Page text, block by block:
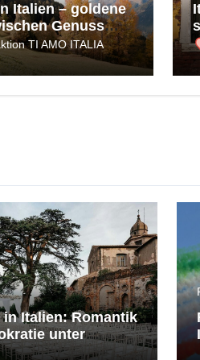
Italien – goldene
Genuss
TI AMO ITALIA
in Italien: Romantik
unter
Himmel